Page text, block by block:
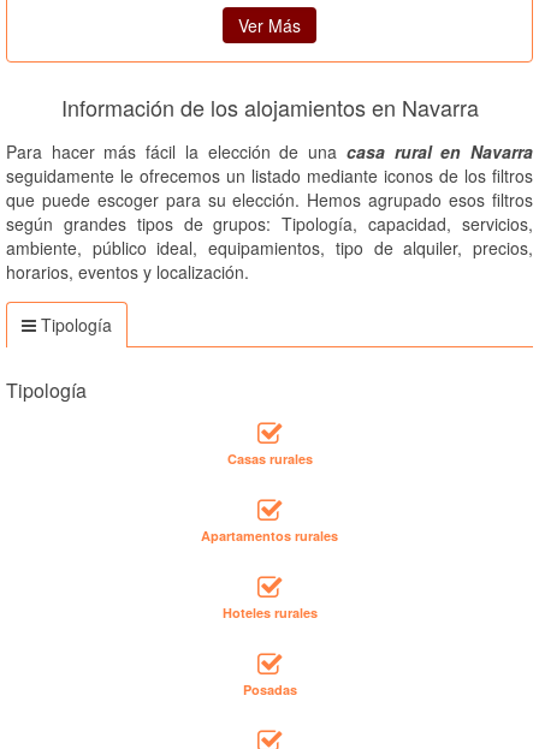
Ver Más
Información de los alojamientos en Navarra
Para hacer más fácil la elección de una casa rural en Navarra
seguidamente le ofrecemos un listado mediante iconos de los filtros
que puede escoger para su elección. Hemos agrupado esos filtros
según grandes tipos de grupos: Tipología, capacidad, servicios,
ambiente, público ideal, equipamientos, tipo de alquiler, precios,
horarios, eventos y localización.
Tipología
Tipología
Casas rurales
Apartamentos rurales
Hoteles rurales
Posadas